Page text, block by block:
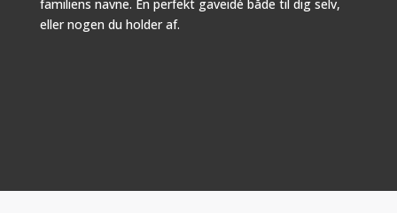
familiens navne. En perfekt gaveidé både til dig selv,
eller nogen du holder af.